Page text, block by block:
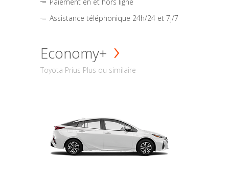
Assistance téléphonique 24h/24 et 7j/7
Economy+
Toyota Prius Plus ou similaire